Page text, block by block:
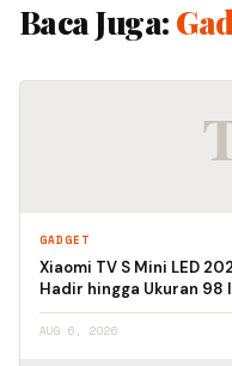
Baca Juga:
GADGET
Xiaomi TV S Mini LED
Hadir hingga Ukuran 98
AUG 6, 2026